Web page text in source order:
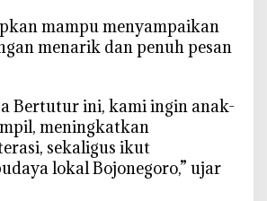
s
w
D
M
I
D
mampu menyampaikan
menarik dan penuh pesan
Bertutur ini, kami ingin anak-
meningkatkan
sekaligus ikut
lokal Bojonegoro,” ujar